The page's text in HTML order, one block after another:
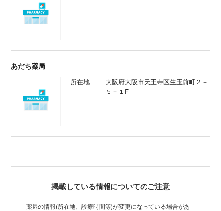
あだち薬局
所在地
大阪府大阪市天王寺区生玉前町２－
９－１F
掲載している情報についてのご注意
薬局の情報(所在地、診療時間等)が変更になっている場合があ